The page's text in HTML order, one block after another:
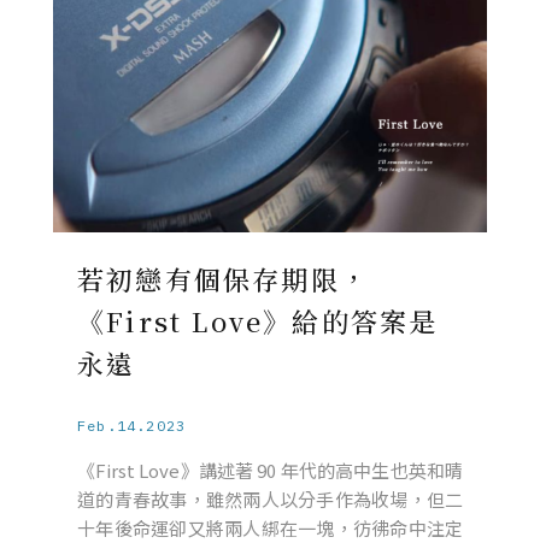
若初戀有個保存期限，
《First Love》給的答案是
永遠
Feb.14.2023
《First Love》講述著 90 年代的高中生也英和晴
道的青春故事，雖然兩人以分手作為收場，但二
十年後命運卻又將兩人綁在一塊，彷彿命中注定